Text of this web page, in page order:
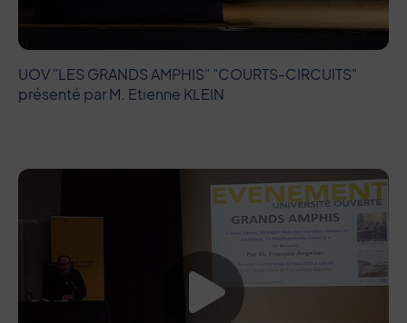
UOV "LES GRANDS AMPHIS" "COURTS-CIRCUITS"
présenté par M. Etienne KLEIN
Lancer la